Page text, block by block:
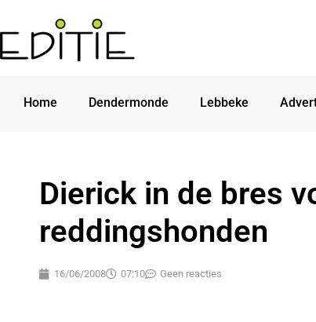
Home Dendermonde Lebbeke
Dierick in de bres
reddingshonden
16/06/2008 07:10 Geen reacties